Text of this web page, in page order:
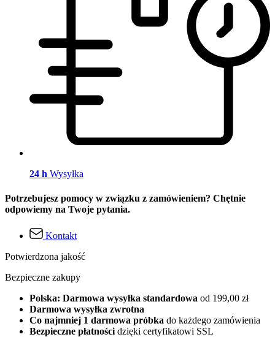
24 h Wysyłka
Potrzebujesz pomocy w związku z zamówieniem? Chętnie
odpowiemy na Twoje pytania.
Kontakt
Potwierdzona jakość
Bezpieczne zakupy
Polska: Darmowa wysyłka standardowa od 199,00 zł
Darmowa wysyłka zwrotna
Co najmniej 1 darmowa próbka do każdego zamówienia
Bezpieczne płatności dzięki certyfikatowi SSL